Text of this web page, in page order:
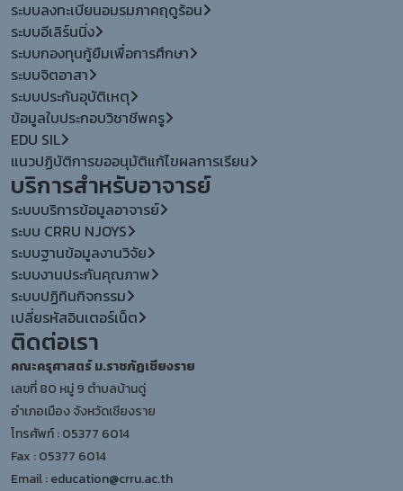
ระบบลงทะเบียนอมรมภาคฤดูร้อน
ระบบอีเลิร์นนิ่ง
ระบบกองทุนกู้ยืมเพื่อการศึกษา
ระบบจิตอาสา
ระบบประกันอุบัติเหตุ
ข้อมูลใบประกอบวิชาชีพครู
EDU SIL
แนวปฏิบัติการขออนุมัติแก้ไขผลการเรียน
บริการสำหรับอาจารย์
ระบบบริการข้อมูลอาจารย์
ระบบ CRRU NJOYS
ระบบฐานข้อมูลงานวิจัย
ระบบงานประกันคุณภาพ
ระบบปฏิทินกิจกรรม
เปลี่ยรหัสอินเตอร์เน็ต
ติดต่อเรา
คณะครุศาสตร์ ม.ราชภัฏเชียงราย
เลขที่ 80 หมู่ 9 ตำบลบ้านดู่
อำเภอเมือง จังหวัดเชียงราย
โทรศัพท์ : 05377 6014
Fax : 05377 6014
Email :education@crru.ac.th